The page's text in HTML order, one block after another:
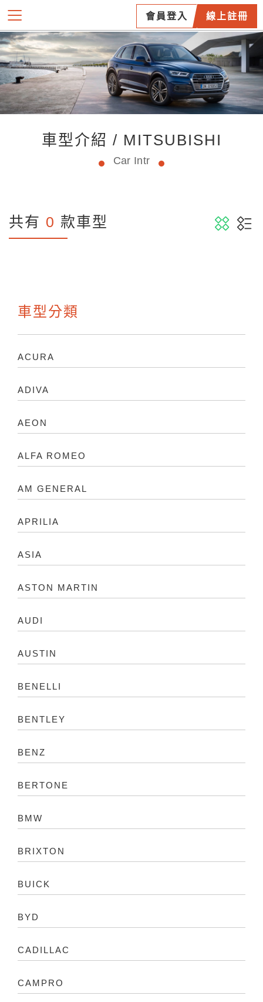
會員登入 線上註冊
車型介紹 / MITSUBISHI
Car Intr
共有 0 款車型
車型分類
ACURA
ADIVA
AEON
ALFA ROMEO
AM GENERAL
APRILIA
ASIA
ASTON MARTIN
AUDI
AUSTIN
BENELLI
BENTLEY
BENZ
BERTONE
BMW
BRIXTON
BUICK
BYD
CADILLAC
CAMPRO